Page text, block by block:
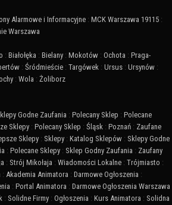
Alarmowe i Informacyjne : MCK Warszawa 19115 :
Warszawa
: Białołęka : Bielany : Mokotów : Ochota : Praga-
: Śródmieście : Targówek : Ursus : Ursynów :
: Wola : Żoliborz
Godne Zaufania : Polecany Sklep : Polecane
Sklepy : Polecany Sklep : Śląsk : Poznań : Zaufane
Sklepy : Sklepy : Katalog Sklepów : Sklepy Godne
: Polecane Sklepy : Sklep Godny Zaufania : Zaufany
: Strój Mikołaja : Wiadomości Lokalne : Trójmiasto :
: Akademia Animatora : Darmowe Ogłoszenia :
: Portal Animatora : Darmowe Ogłoszenia Warszawa
: Solidne Firmy : Ogłoszenia : Kurs Animatora : Solidna